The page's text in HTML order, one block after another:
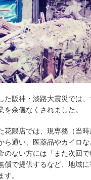
た阪神・淡路大震災では
余儀なくされました。
花隈店では、現専務（当
ら通い、医薬品やカイロ
ない方には「また次回で
償で提供するなど、地域
。